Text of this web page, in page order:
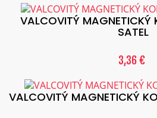
VALCOVITÝ
SATEL
3,36 €
VALCOVITÝ MAGNETICKÝ